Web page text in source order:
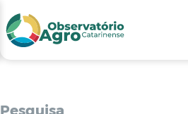
2
3
4
Pesquisa